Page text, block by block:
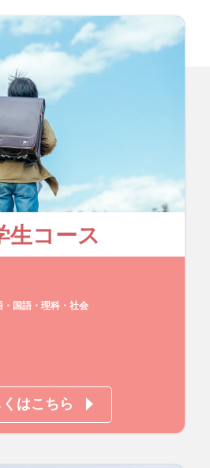
生コース
・国語・理科・社会
はこちら